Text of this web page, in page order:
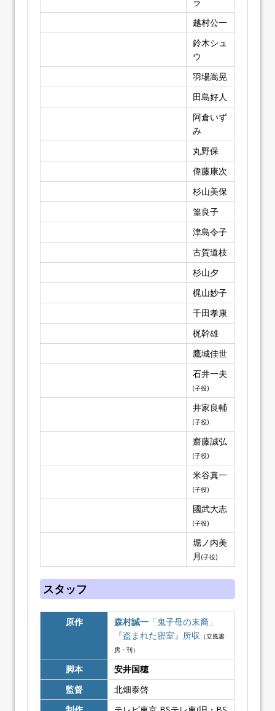
越村公一
鈴木シュ
ウ
羽場嵩晃
田島好人
阿倉いず
み
丸野保
偉藤康次
杉山美保
篁良子
津島令子
古賀道枝
杉山夕
梶山妙子
千田孝康
梶幹雄
鷹城佳世
石井一夫
(子役)
井家良輔
(子役)
齋藤誠弘
(子役)
米谷真一
(子役)
國武大志
(子役)
堀ノ内美
月 (子役)
スタッフ
原作 森村誠一 「鬼子母の末裔」
『盗まれた密室』所収 （立風書
房・刊）
脚本
安井国穂
監督
北畑泰啓